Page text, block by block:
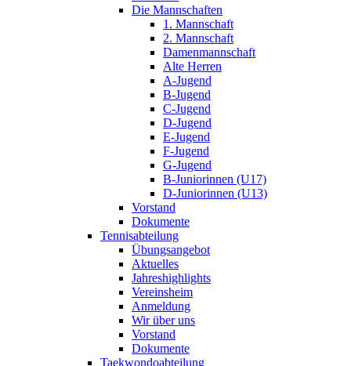
Die Mannschaften
1. Mannschaft
2. Mannschaft
Damenmannschaft
Alte Herren
A-Jugend
B-Jugend
C-Jugend
D-Jugend
E-Jugend
F-Jugend
G-Jugend
B-Juniorinnen (U17)
D-Juniorinnen (U13)
Vorstand
Dokumente
Tennisabteilung
Übungsangebot
Aktuelles
Jahreshighlights
Vereinsheim
Anmeldung
Wir über uns
Vorstand
Dokumente
Taekwondoabteilung